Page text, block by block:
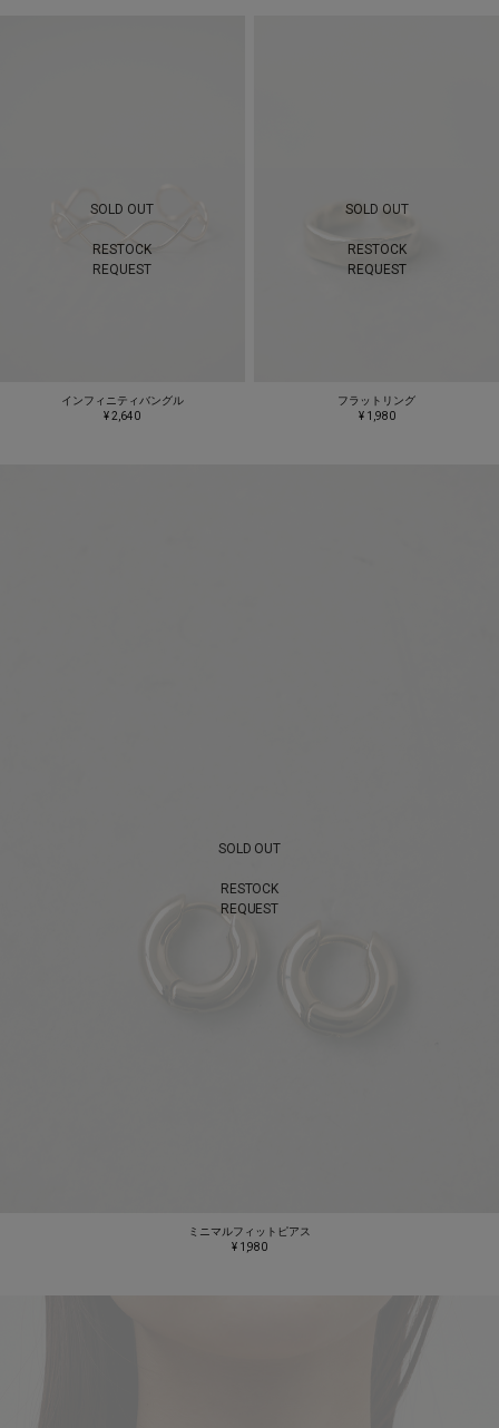
SOLD OUT
RESTOCK
REQUEST
インフィニティバングル
¥ 2,640
SOLD OUT
RESTOCK
REQUEST
フラットリング
¥ 1,980
SOLD OUT
RESTOCK
REQUEST
ミニマルフィットピアス
¥ 1,980